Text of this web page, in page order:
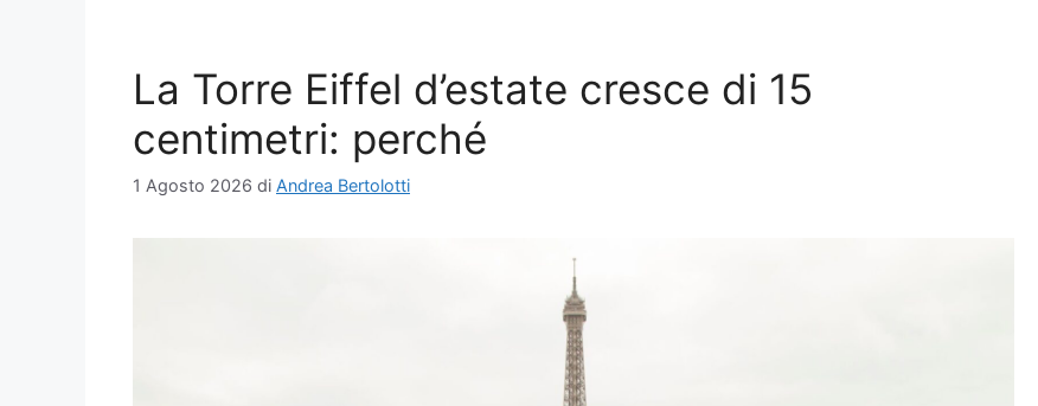
La Torre Eiffel d’estate cresce di 15
centimetri: perché
1 Agosto 2026 di Andrea Bertolotti